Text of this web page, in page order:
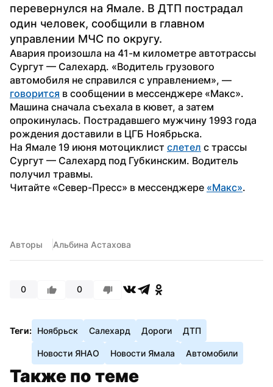
перевернулся на Ямале. В ДТП пострадал
один человек, сообщили в главном
управлении МЧС по округу.
Авария произошла на 41-м километре автотрассы
Сургут — Салехард. «Водитель грузового
говорится в сообщении в мессенджере «Макс».
Машина сначала съехала в кювет, а затем
опрокинулась. Пострадавшего мужчину 1993 года
рождения доставили в ЦГБ Ноябрьска.
На Ямале 19 июня мотоциклист слетел с трассы
Сургут — Салехард под Губкинским. Водитель
получил травмы.
Читайте «Север-Пресс» в мессенджере «Макс».
Авторы Альбина Астахова
0 0
Теги: Ноябрьск Салехард Дороги ДТП
Новости ЯНАО Новости Ямала Автомобили
Также по теме